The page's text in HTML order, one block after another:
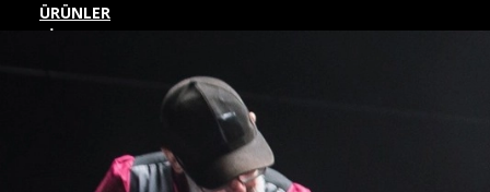
ÜRÜNLER
BİZE ULAŞIN